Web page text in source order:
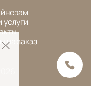
услуги
на заказ